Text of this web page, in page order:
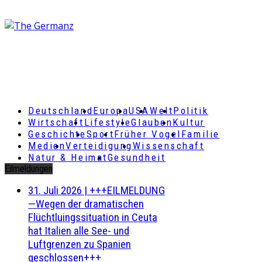
DeutschlandEuropaUSAWeltPolitik
Wirtschaft LifestyleGlaubenKultur
GeschichteSportFrüher Vogel Familie
MedienVerteidigungWissenschaft
Natur & HeimatGesundheit
Eilmeldungen
31. Juli 2026 | +++EILMELDUNG
—Wegen der dramatischen
Flüchtluingssituation in Ceuta
hat Italien alle See- und
Luftgrenzen zu Spanien
geschlossen+++